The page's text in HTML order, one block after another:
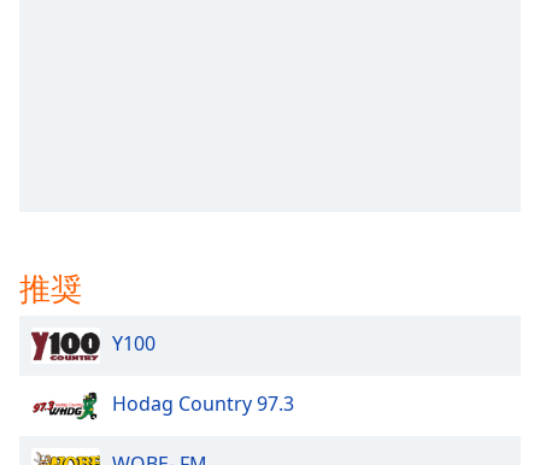
Fullscreen
This
window.
推奨
Y100
Hodag Country 97.3